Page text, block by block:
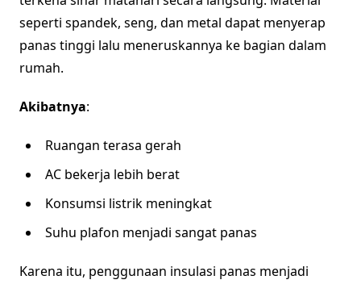
seperti spandek, seng, dan metal dapat menyerap
panas tinggi lalu meneruskannya ke bagian dalam
rumah.
Akibatnya:
Ruangan terasa gerah
AC bekerja lebih berat
Konsumsi listrik meningkat
Suhu plafon menjadi sangat panas
Karena itu, penggunaan insulasi panas menjadi